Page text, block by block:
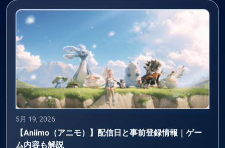
5月 19, 2026
【Aniimo（アニモ）】配信日と事前登録情報｜ゲー
ム内容も解説